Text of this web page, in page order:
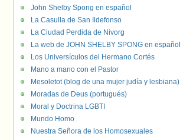
John Shelby Spong en español
La Casulla de San Ildefonso
La Ciudad Perdida de Nivorg
La web de JOHN SHELBY SPONG en español
Los Universículos del Hermano Cortés
Mano a mano con el Pastor
Mesoletot (blog de una mujer judía y lesbiana)
Moradas de Deus (portugués)
Moral y Doctrina LGBTI
Mundo Homo
Nuestra Señora de los Homosexuales